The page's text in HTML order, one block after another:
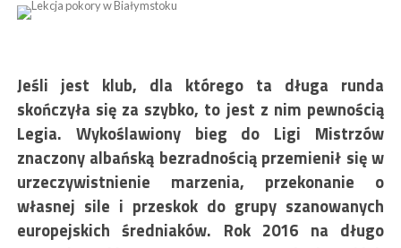
Jeśli jest klub, dla którego ta długa runda
skończyła się za szybko, to jest z nim pewnością
Legia. Wykoślawiony bieg do Ligi Mistrzów
znaczony albańską bezradnością przemienił się w
urzeczywistnienie marzenia, przekonanie o
własnej sile i przeskok do grupy szanowanych
europejskich średniaków. Rok 2016 na długo